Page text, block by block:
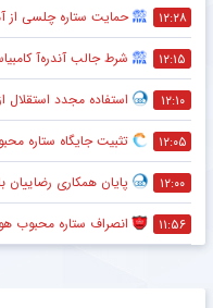
۱۲:۲۸ حمایت ستاره چلسی از
۱۲:۱۵ شرط جالب آندره‌آ
۱۲:۱۰ استفاده مجدد استقلال
۱۲:۰۵ تثبیت جایگاه ستاره محبوب
۱۲:۰۰ پایان همکاری رضاییان
۱۱:۵۶ انصراف ستاره محبوب